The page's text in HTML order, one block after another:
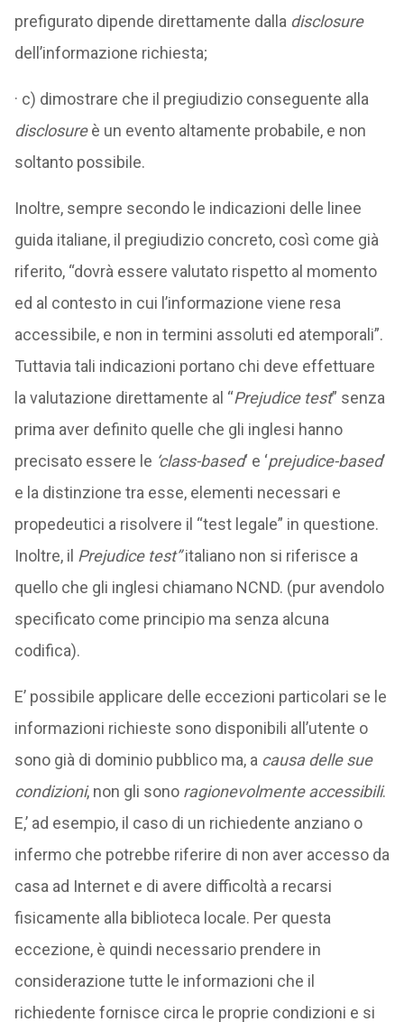
prefigurato dipende direttamente dalla disclosure
dell’informazione richiesta;
· c) dimostrare che il pregiudizio conseguente alla
disclosureè un evento altamente probabile, e non
soltanto possibile.
Inoltre, sempre secondo le indicazioni delle linee
guida italiane, il pregiudizio concreto, così come già
riferito, “dovrà essere valutato rispetto al momento
ed al contesto in cui l’informazione viene resa
accessibile, e non in termini assoluti ed atemporali”.
Tuttavia tali indicazioni portano chi deve effettuare
la valutazione direttamente al “Prejudice test” senza
prima aver definito quelle che gli inglesi hanno
precisato essere le ‘class-based‘ e ‘prejudice-based’
e la distinzione tra esse, elementi necessari e
propedeutici a risolvere il “test legale” in questione.
Inoltre, il Prejudice test”italiano non si riferisce a
quello che gli inglesi chiamano NCND. (pur avendolo
specificato come principio ma senza alcuna
codifica).
E’ possibile applicare delle eccezioni particolari se le
informazioni richieste sono disponibili all’utente o
sono già di dominio pubblico ma, a causa delle sue
condizioni, non gli sono ragionevolmente accessibili.
E,’ ad esempio, il caso di un richiedente anziano o
infermo che potrebbe riferire di non aver accesso da
casa ad Internet e di avere difficoltà a recarsi
fisicamente alla biblioteca locale. Per questa
eccezione, è quindi necessario prendere in
considerazione tutte le informazioni che il
richiedente fornisce circa le proprie condizioni e si